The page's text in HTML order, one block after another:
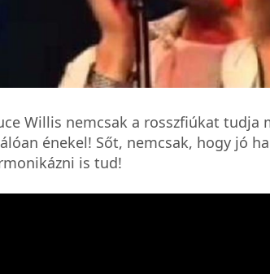
Willis nemcsak a rosszfiúkat tudja
énekel! Sőt, nemcsak, hogy jó
is tud!